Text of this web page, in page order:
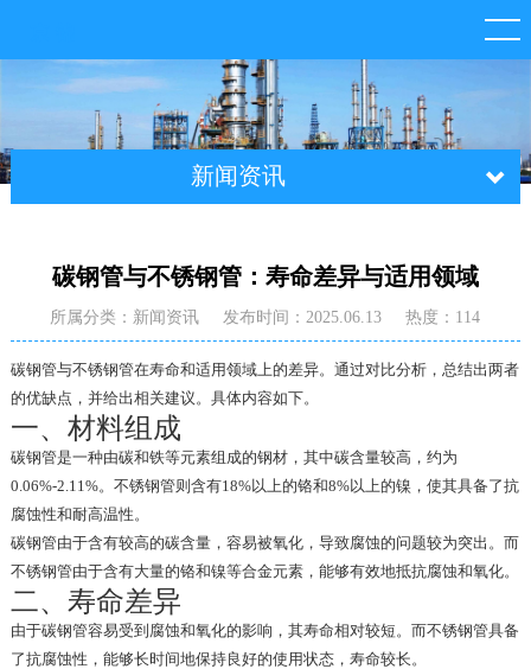
新闻资讯
碳钢管与不锈钢管：寿命差异与适用领域
所属分类：新闻资讯 发布时间：2025.06.13 热度：114
碳钢管与不锈钢管在寿命和适用领域上的差异。通过对比分析，总结出两者
的优缺点，并给出相关建议。具体内容如下。
一、材料组成
碳钢管是一种由碳和铁等元素组成的钢材，其中碳含量较高，约为
0.06%-2.11%。不锈钢管则含有18%以上的铬和8%以上的镍，使其具备了抗
腐蚀性和耐高温性。
碳钢管由于含有较高的碳含量，容易被氧化，导致腐蚀的问题较为突出。而
不锈钢管由于含有大量的铬和镍等合金元素，能够有效地抵抗腐蚀和氧化。
二、寿命差异
由于碳钢管容易受到腐蚀和氧化的影响，其寿命相对较短。而不锈钢管具备
了抗腐蚀性，能够长时间地保持良好的使用状态，寿命较长。